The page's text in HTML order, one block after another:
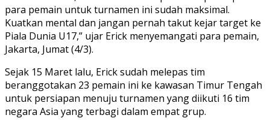
para pemain untuk turnamen ini sudah maksimal.
Kuatkan mental dan jangan pernah takut kejar target ke
Piala Dunia U17,” ujar Erick menyemangati para pemain,
Jakarta, Jumat (4/3).
Sejak 15 Maret lalu, Erick sudah melepas tim
beranggotakan 23 pemain ini ke kawasan Timur Tengah
untuk persiapan menuju turnamen yang diikuti 16 tim
negara Asia yang terbagi dalam empat grup.